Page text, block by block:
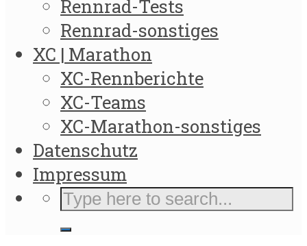
Rennrad-Tests
Rennrad-sonstiges
XC | Marathon
XC-Rennberichte
XC-Teams
XC-Marathon-sonstiges
Datenschutz
Impressum